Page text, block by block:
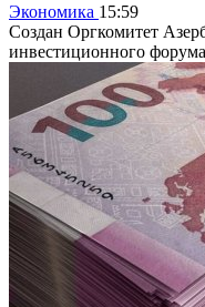
Экономика 15:59
Создан Оргкомитет
инвестиционного форума